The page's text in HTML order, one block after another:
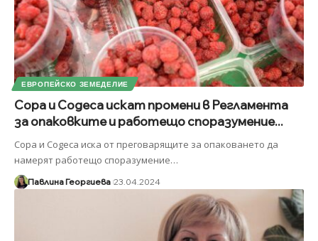
ЕВРОПЕЙСКО ЗЕМЕДЕЛИЕ
Copa и Cogeca искат промени в Регламента
за опаковките и работещо споразумение...
Copa и Cogeca иска от преговарящите за опаковането да
намерят работещо споразумение…
Павлина Георгиева 23.04.2024